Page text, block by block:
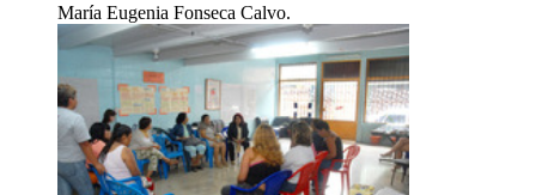
María Eugenia Fonseca Calvo.